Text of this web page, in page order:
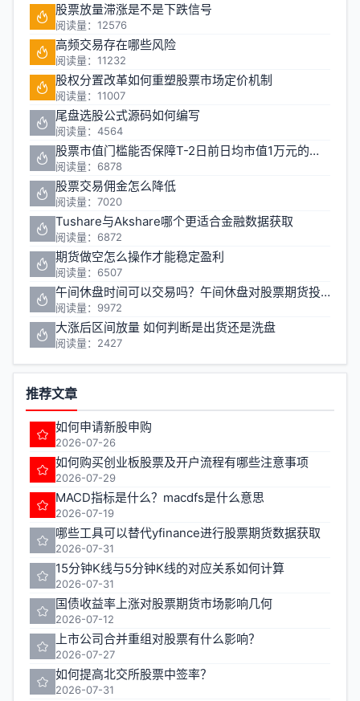
股票放量滞涨是不是下跌信号
阅读量：12576
高频交易存在哪些风险
阅读量：11232
股权分置改革如何重塑股票市场定价机制
阅读量：11007
尾盘选股公式源码如何编写
阅读量：4564
股票市值门槛能否保障T-2日前日均市值1万元的投资安全
阅读量：6878
股票交易佣金怎么降低
阅读量：7020
Tushare与Akshare哪个更适合金融数据获取
阅读量：6872
期货做空怎么操作才能稳定盈利
阅读量：6507
午间休盘时间可以交易吗？午间休盘对股票期货投资有什么影响
阅读量：9972
大涨后区间放量 如何判断是出货还是洗盘
阅读量：2427
推荐文章
如何申请新股申购
2026-07-26
如何购买创业板股票及开户流程有哪些注意事项
2026-07-29
MACD指标是什么？macdfs是什么意思
2026-07-19
哪些工具可以替代yfinance进行股票期货数据获取
2026-07-31
15分钟K线与5分钟K线的对应关系如何计算
2026-07-31
国债收益率上涨对股票期货市场影响几何
2026-07-12
上市公司合并重组对股票有什么影响？
2026-07-27
如何提高北交所股票中签率？
2026-07-31